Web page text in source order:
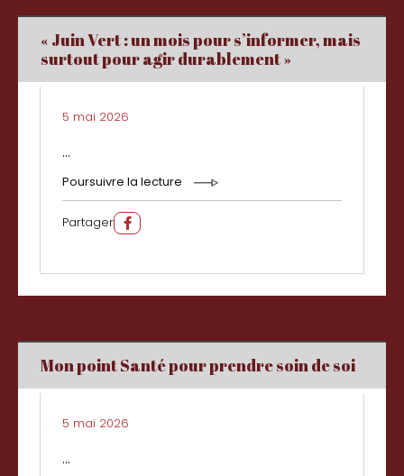
« Juin Vert : un mois pour s’informer, mais
surtout pour agir durablement »
5 mai 2026
...
Poursuivre la lecture
Partager
Mon point Santé pour prendre soin de soi
5 mai 2026
...